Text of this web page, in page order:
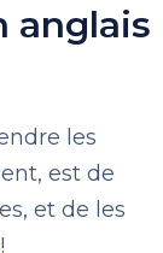
anglais
les
est de
et de les
!